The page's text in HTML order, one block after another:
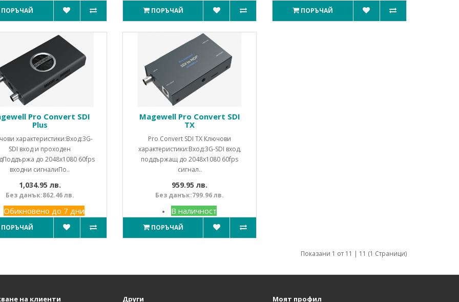
ПОРЪЧАЙ ПОРЪЧАЙ ПОРЪЧАЙ
Pro Convert SDI
Plus
характеристики:Вход:3G-
SDI вход и проходен
до 2048x1080 60fps
входни сигналиПо..
1,034.95 лв.
Без данък:862.46 лв.
Обикновено до 7 дни
ПОРЪЧАЙ
Magewell Pro Convert SDI
TX
Pro Convert SDI TX Ключови
характеристики:Вход:3G-SDI вход,
поддържащ до 2048x1080 60fps
сигнал..
959.95 лв.
Без данък:799.96 лв.
В наличност
ПОРЪЧАЙ
Показани 1 от 11 | 11 (1 Страници)
на клиенти Други Моят профил